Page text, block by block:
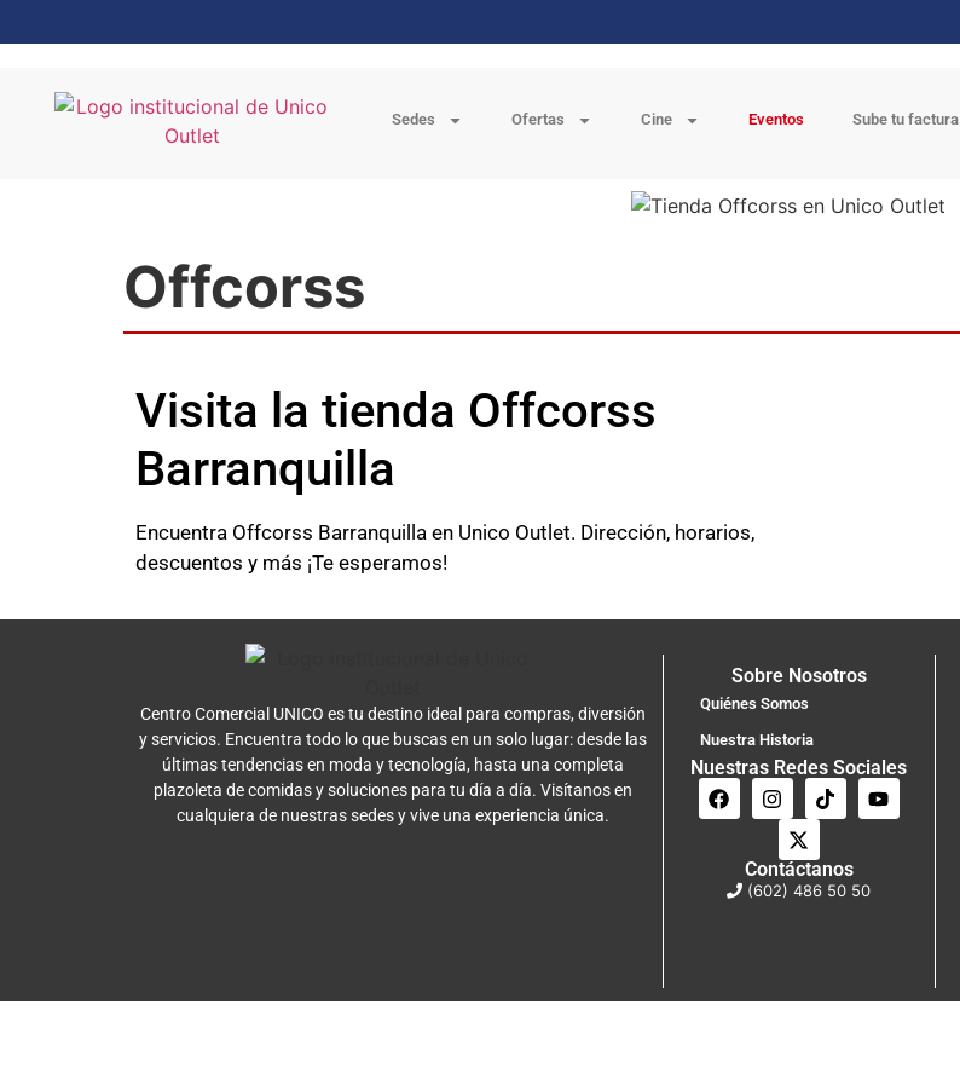
Sedes Ofertas Cine Eventos Sube tu factura
Offcorss
Visita la tienda Offcorss
Barranquilla
Encuentra Offcorss Barranquilla en Unico Outlet. Dirección, horarios,
descuentos y más ¡Te esperamos!
Centro Comercial UNICO es tu destino ideal para compras, diversión
y servicios. Encuentra todo lo que buscas en un solo lugar: desde las
últimas tendencias en moda y tecnología, hasta una completa
plazoleta de comidas y soluciones para tu día a día. Visítanos en
cualquiera de nuestras sedes y vive una experiencia única.
Sobre Nosotros
Quiénes Somos
Nuestra Historia
Nuestras Redes Sociales
Contáctanos
(602) 486 50 50